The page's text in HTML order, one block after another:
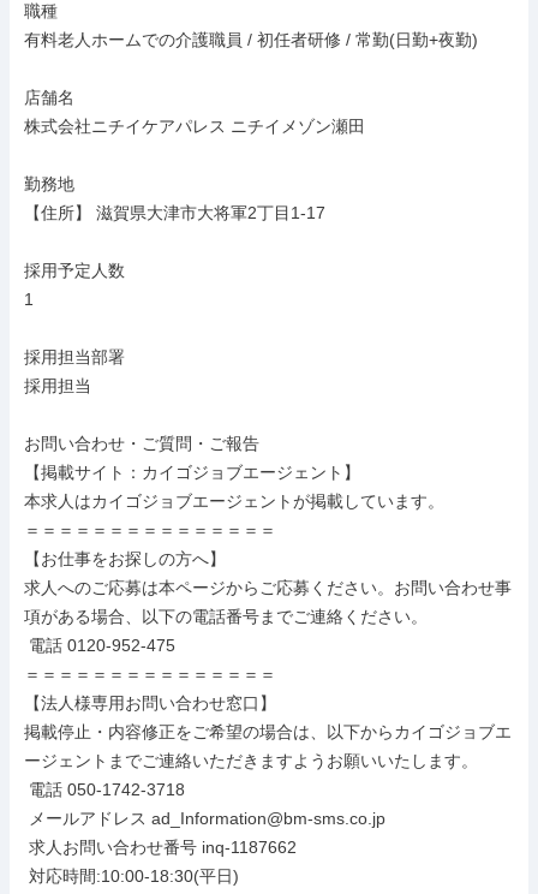
職種
有料老人ホームでの介護職員 / 初任者研修 / 常勤(日勤+夜勤)
店舗名
株式会社ニチイケアパレス ニチイメゾン瀬田
勤務地
【住所】 滋賀県大津市大将軍2丁目1-17
採用予定人数
1
採用担当部署
採用担当
お問い合わせ・ご質問・ご報告
【掲載サイト：カイゴジョブエージェント】
本求人はカイゴジョブエージェントが掲載しています。
＝＝＝＝＝＝＝＝＝＝＝＝＝＝＝
【お仕事をお探しの方へ】
求人へのご応募は本ページからご応募ください。お問い合わせ事
項がある場合、以下の電話番号までご連絡ください。
＝＝＝＝＝＝＝＝＝＝＝＝＝＝＝
【法人様専用お問い合わせ窓口】
掲載停止・内容修正をご希望の場合は、以下からカイゴジョブエ
ージェントまでご連絡いただきますようお願いいたします。